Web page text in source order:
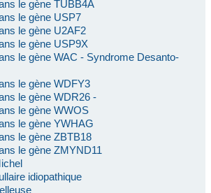
le gène TUBB4A
le gène USP7
le gène U2AF2
le gène USP9X
le gène WAC - Syndrome Desanto-
le gène WDFY3
le gène WDR26 -
le gène WWOS
le gène YWHAG
le gène ZBTB18
le gène ZMYND11
idiopathique